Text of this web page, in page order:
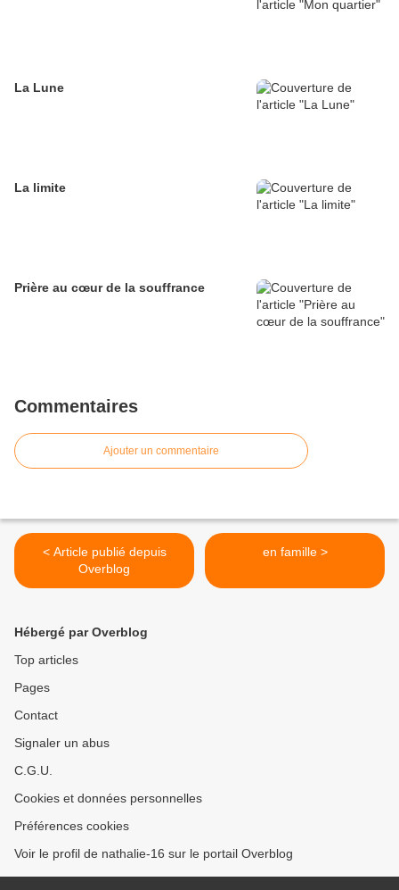
La Lune
La limite
Prière au cœur de la souffrance
Commentaires
Ajouter un commentaire
< Article publié depuis
Overblog
en famille >
Hébergé par Overblog
Top articles
Pages
Contact
Signaler un abus
C.G.U.
Cookies et données personnelles
Préférences cookies
Voir le profil de nathalie-16 sur le portail Overblog